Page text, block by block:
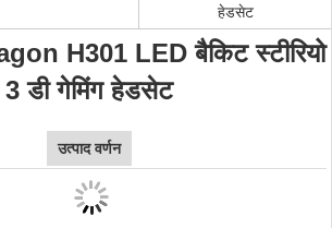
हेडसेट
H301 LED बैकिट स्टीरियो
3 डी गेमिंग हेडसेट
उत्पाद वर्णन